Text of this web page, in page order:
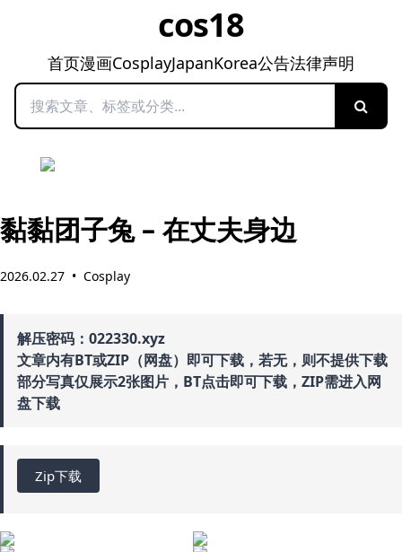
cos18
首页漫画CosplayJapanKorea公告法律声明
搜索
黏黏团子兔 – 在丈夫身边
2026.02.27 • Cosplay
解压密码：022330.xyz
文章内有BT或ZIP（网盘）即可下载，若无，则不提供下载
部分写真仅展示2张图片，BT点击即可下载，ZIP需进入网
盘下载
Zip下载